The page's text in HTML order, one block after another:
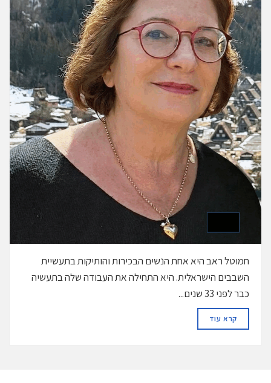
חמוטל ראב היא אחת הנשים הבכירות והותיקות בתעשיית
השבבים הישראלית. היא התחילה את העבודה שלה בתעשיה
כבר לפני 33 שנים...
קרא עודDETAILS